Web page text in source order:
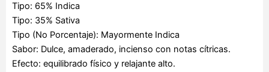
Tipo: 65% Indica
Tipo: 35% Sativa
Tipo (No Porcentaje): Mayormente Indica
Sabor: Dulce, amaderado, incienso con notas cítricas.
Efecto: equilibrado físico y relajante alto.